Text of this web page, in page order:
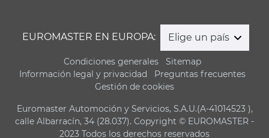
EUROMASTER EN EUROPA: Elige un país
Condiciones generales
Sitemap
Información legal y privacidad
Preguntas frecuentes
Gestión de cookies
Euromaster Automoción y Servicios, S.A.U.(A-41014523 ),
calle Albarracín, 34 (28.037). Copyright © EUROMASTER -
2023 Todos los derechos reservados